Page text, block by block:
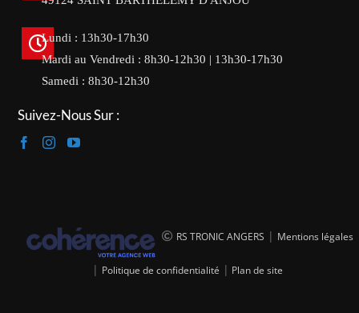
Lundi : 13h30-17h30
Mardi au Vendredi : 8h30-12h30 | 13h30-17h30
Samedi : 8h30-12h30
Suivez-Nous Sur :
RS TRONIC ANGERS | Mentions légales
| Politique de confidentialité | Plan de site